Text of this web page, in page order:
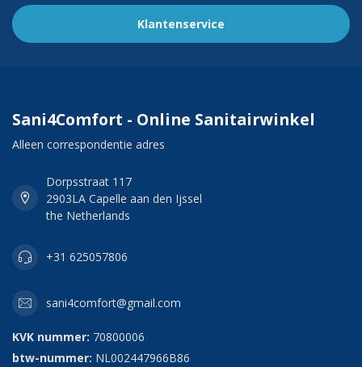
Klantenservice
Sani4Comfort - Online Sanitairwinkel
Alleen correspondentie adres
Dorpsstraat 117
2903LA Capelle aan den Ijssel
the Netherlands
+31 625057806
sani4comfort@gmail.com
KVK nummer: 70800006
btw-nummer: NL002447966B86